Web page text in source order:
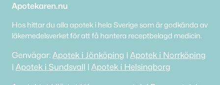
Apotekaren.nu
Hos hittar du alla apotek i hela Sverige som är godkända av
läkemedelsverket för att få hantera receptbelagd medicin.
Genvägar: Apotek i Jönköping | Apotek i Norrköping
| Apotek i Sundsvall | Apotek i Helsingborg